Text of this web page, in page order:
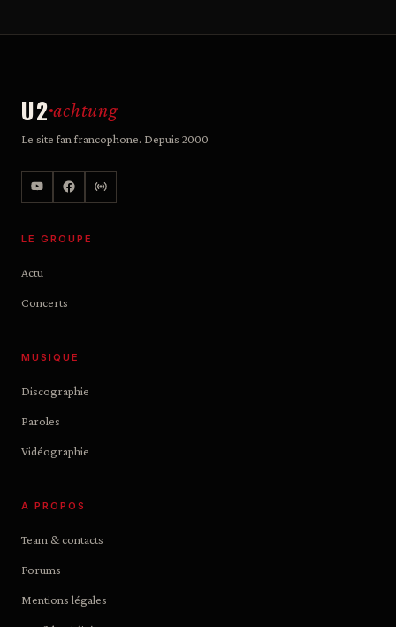
U2 achtung
Le site fan francophone. Depuis 2000
LE GROUPE
Actu
Concerts
MUSIQUE
Discographie
Paroles
Vidéographie
À PROPOS
Team & contacts
Forums
Mentions légales